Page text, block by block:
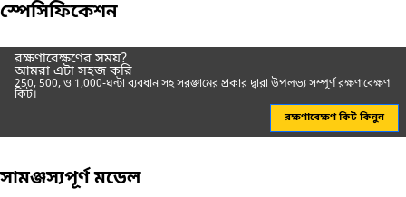
স্পেসিফিকেশন
রক্ষণাবেক্ষণের সময়?
আমরা এটা সহজ করি
250, 500, ও 1,000-ঘন্টা ব্যবধান সহ সরঞ্জামের প্রকার দ্বারা উপলভ্য সম্পূর্ণ রক্ষণাবেক্ষণ
কিট।
রক্ষণাবেক্ষণ কিট কিনুন
সামঞ্জস্যপূর্ণ মডেল